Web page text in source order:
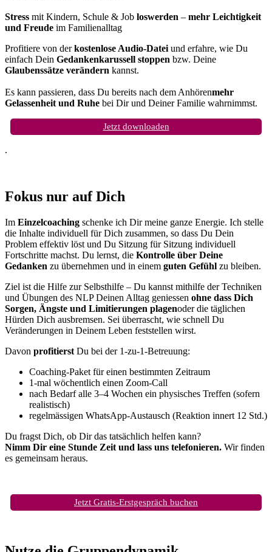
Stress mit Kindern, Schule & Job loswerden – mehr Leichtigkeit
und Freude im Familienalltag
Profitiere von derkostenlose Audio-Datei und erfahre, wie Du
einfach Dein Gedankenkarussell stoppen bzw. Deine
Glaubenssätze verändern kannst.
Es kann passieren, dass Du bereits nach dem Anhörenmehr
Gelassenheit und Ruhe bei Dir und Deiner Familie wahrnimmst.
Jetzt downloaden
.
Fokus nur auf Dich
Im Einzelcoaching schenke ich Dir meine ganze Energie. Ich stelle
die Inhalte individuell für Dich zusammen, so dass Du Dein
Problem effektiv löst und Du Sitzung für Sitzung individuell
Fortschritte machst. Du lernst, die Kontrolle über Deine
Gedanken zu übernehmen und in einem guten Gefühl zu bleiben.
Ziel ist die Hilfe zur Selbsthilfe – Du kannst mithilfe der Techniken
und Übungen des NLP Deinen Alltag geniessen ohne dass Dich
Sorgen, Ängste und Limitierungen plagenoder die täglichen
Hürden Dich ausbremsen. Sei überrascht, wie schnell Du
Veränderungen in Deinem Leben feststellen wirst.
Davon profitierst Du bei der 1-zu-1-Betreuung:
Coaching-Paket für einen bestimmten Zeitraum
1-mal wöchentlich einen Zoom-Call
nach Bedarf alle 3–4 Wochen ein physisches Treffen (sofern
realistisch)
regelmässigen WhatsApp-Austausch (Reaktion innert 12 Std.)
Du fragst Dich, ob Dir das tatsächlich helfen kann?
Nimm Dir eine Stunde Zeit und lass uns telefonieren. Wir finden
es gemeinsam heraus.
Jetzt Gratis-Erstgespräch buchen